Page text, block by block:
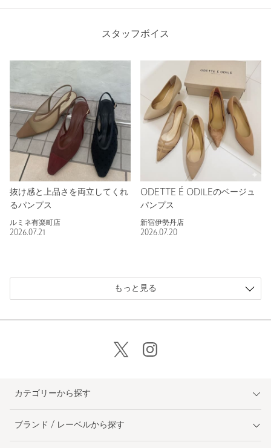
スタッフボイス
抜け感と上品さを両立してくれ
るパンプス
ルミネ有楽町店
2026.07.21
ODETTE É ODILEのベージュ
パンプス
新宿伊勢丹店
2026.07.20
もっと見る
カテゴリーから探す
ブランド / レーベルから探す